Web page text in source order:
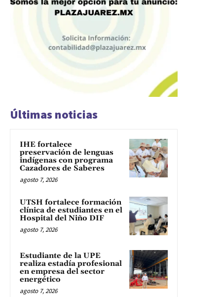
Últimas noticias
IHE fortalece
preservación de lenguas
indígenas con programa
Cazadores de Saberes
agosto 7, 2026
UTSH fortalece formación
clínica de estudiantes en el
Hospital del Niño DIF
agosto 7, 2026
Estudiante de la UPE
realiza estadía profesional
en empresa del sector
energético
agosto 7, 2026